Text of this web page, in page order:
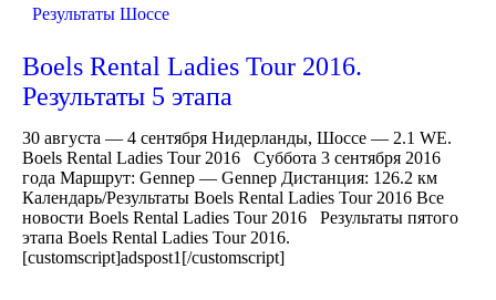
Результаты Шоссе
Boels Rental Ladies Tour 2016.
Результаты 5 этапа
30 августа — 4 сентября Нидерланды, Шоссе — 2.1 WE.
Boels Rental Ladies Tour 2016 Суббота 3 сентября 2016
года Маршрут: Gennep — Gennep Дистанция: 126.2 км
Календарь/Результаты Boels Rental Ladies Tour 2016 Все
новости Boels Rental Ladies Tour 2016 Результаты пятого
этапа Boels Rental Ladies Tour 2016.
[customscript]adspost1[/customscript]